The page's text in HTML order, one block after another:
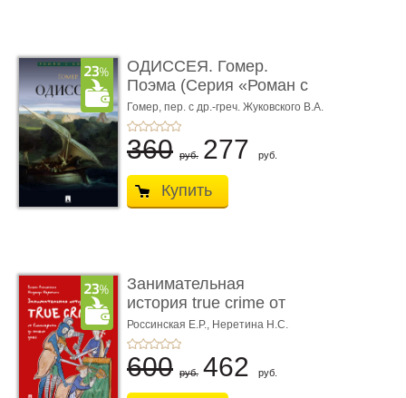
ОДИССЕЯ. Гомер.
Поэма (Серия «Роман с
книгой»)
Гомер, пер. с др.-греч. Жуковского В.А.
360 руб. 277 руб.
Купить
Занимательная
история true crime от
Гиппократа до � ...
Россинская Е.Р., Неретина Н.С.
600 руб. 462 руб.